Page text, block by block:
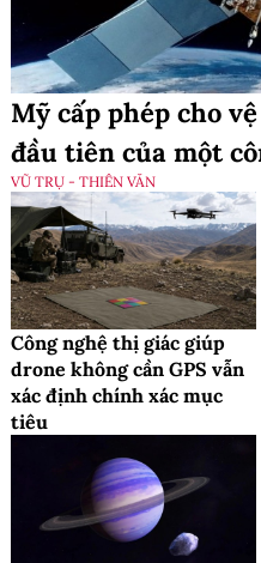
Mỹ cấp phép cho
đầu tiên của một
VŨ TRỤ - THIÊN VĂN
Công nghệ thị giác giúp
drone không cần GPS vẫn
xác định chính xác mục
tiêu